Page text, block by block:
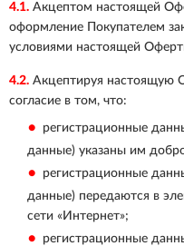
4.1. Акцептом настоящей
оформление Покупателем
условиями настоящей
4.2. Акцептируя настоящую
согласие в том, что:
регистрационные
данные) указаны им
регистрационные
данные) передаются в
сети «Интернет»;
регистрационные